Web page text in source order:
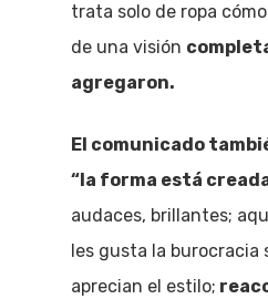
trata solo de ropa
de una visión
agregaron.
El comunicado
“la forma está
audaces, brillantes;
les gusta la burocracia
aprecian el estilo;